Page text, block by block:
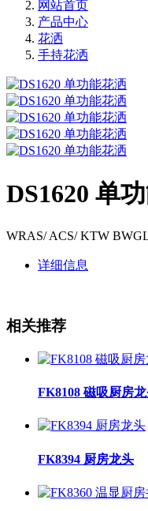
网站首页
产品中心
花洒
手持花洒
DS1620 单
WRAS/ ACS/ KTW
详细信息
相关推荐
FK8108 磁吸厨房
FK8394 厨房龙头